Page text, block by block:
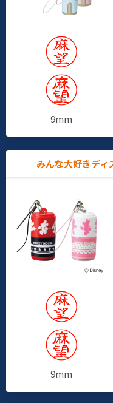
9mm
みんな大好きディ
9mm